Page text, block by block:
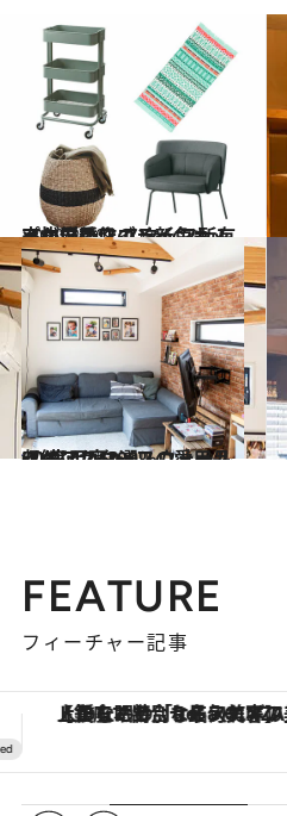
2020.2.20
イケア新作のラインナップが優秀♡ スタッフ所有率抜群のワゴン新色も！
ライフスタイル
2019.4.25
イケアスタッフの愛用品(2) 実用度200％ウォール収納ほか10選
ライフスタイル
FEATURE
フィーチャー記事